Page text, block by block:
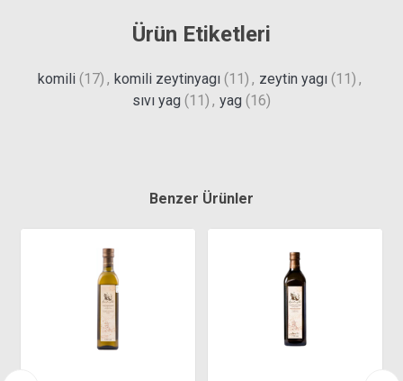
Ürün Etiketleri
komili (17) , komili zeytinyagı (11) , zeytin yagı (11) ,
sıvı yag (11) , yag (16)
Benzer Ürünler